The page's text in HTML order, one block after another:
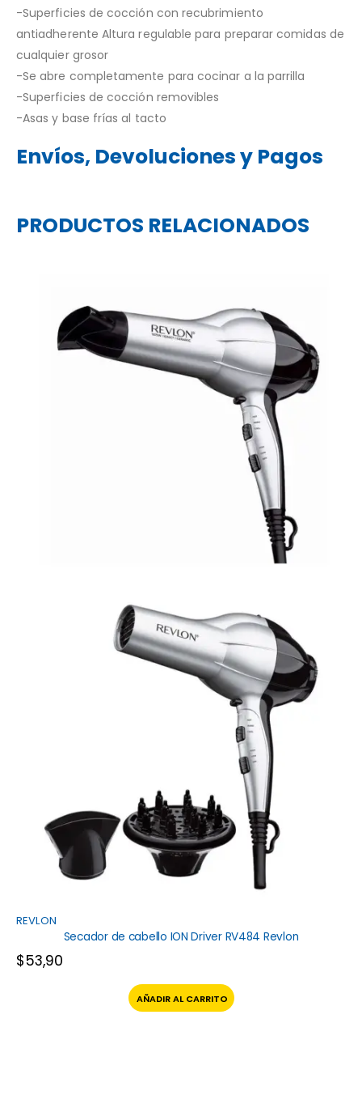
-Superficies de cocción con recubrimiento
antiadherente Altura regulable para preparar comidas de
cualquier grosor
-Se abre completamente para cocinar a la parrilla
-Superficies de cocción removibles
-Asas y base frías al tacto
Envíos, Devoluciones y Pagos
PRODUCTOS RELACIONADOS
REVLON
Secador de cabello ION Driver RV484 Revlon
$53,90
AÑADIR AL CARRITO